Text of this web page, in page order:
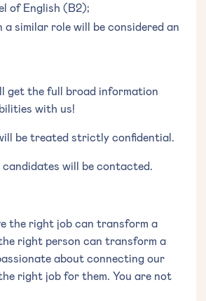
of English (B2);
a similar role will be considered an
get the full broad information
with us!
be treated strictly confidential.
will be contacted.
the right job can transform a
right person can transform a
about connecting our
right job for them. You are not